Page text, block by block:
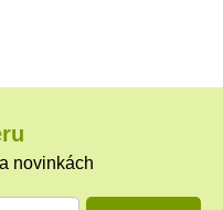
novinkách